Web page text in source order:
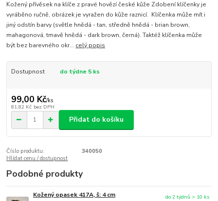
Kožený přívěsek na klíče z pravé hovězí české kůže Zdobení klíčenky je
vyráběno ručně, obrázek je vyražen do kůže raznicí. Klíčenka může mít i
jiný odstín barvy (světle hnědá - tan, středně hnědá - brian brown,
mahagonová, tmavě hnědá - dark brown, černá). Taktéž klíčenka může
být bez barevného okr... celý popis
Dostupnost do týdne 5 ks
99,00 Kč/ks
81,82 Kč bez DPH
Přidat do košíku
Číslo produktu:
340050
Hlídat cenu / dostupnost
Podobné produkty
Kožený opasek 417A, š: 4 cm
do 2 týdnů > 10 ks